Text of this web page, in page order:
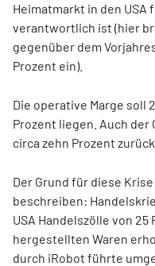
Heimatmarkt in den
verantwortlich ist (hier
gegenüber dem
Prozent ein).
Die operative Marge soll
Prozent liegen. Auch der
circa zehn Prozent
Der Grund für diese
beschreiben:
USA Handelszölle von
hergestellten Waren
durch iRobot führte